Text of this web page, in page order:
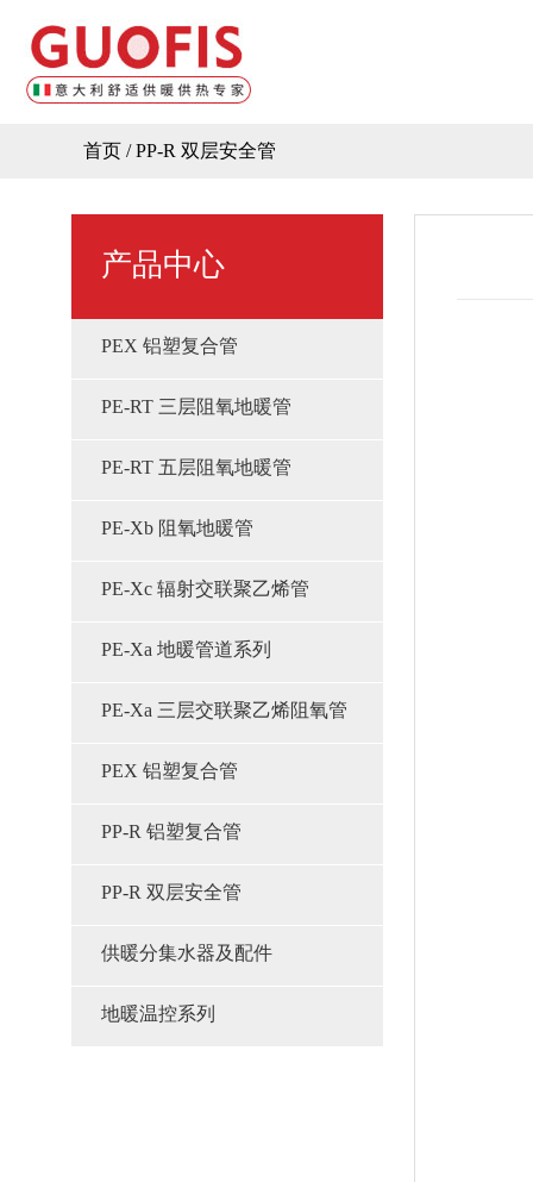
首页 /PP-R 双层安全管
产品中心
PEX 铝塑复合管
PE-RT 三层阻氧地暖管
PE-RT 五层阻氧地暖管
PE-Xb 阻氧地暖管
PE-Xc 辐射交联聚乙烯管
PE-Xa 地暖管道系列
PE-Xa 三层交联聚乙烯阻氧管
PEX 铝塑复合管
PP-R 铝塑复合管
PP-R 双层安全管
供暖分集水器及配件
地暖温控系列